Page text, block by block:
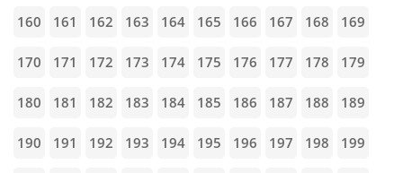
160 161 162 163 164 165 166 167 168 169
170 171 172 173 174 175 176 177 178 179
180 181 182 183 184 185 186 187 188 189
190 191 192 193 194 195 196 197 198 199